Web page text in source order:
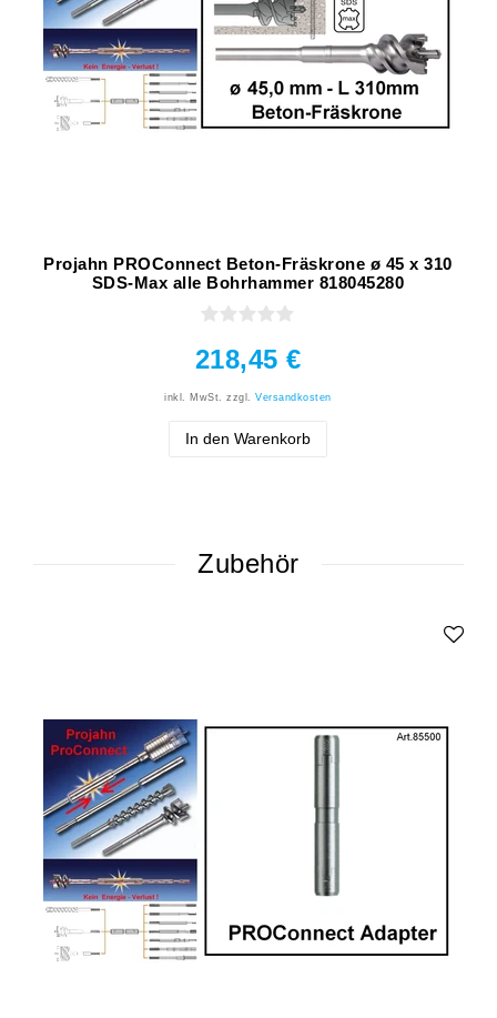
Projahn PROConnect Beton-Fräskrone ø 45 x 310
SDS-Max alle Bohrhammer 818045280
218,45 €
inkl. MwSt. zzgl.Versandkosten
In den Warenkorb
Zubehör